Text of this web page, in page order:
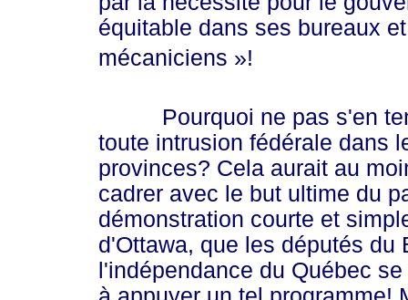
équitable dans ses bureaux
mécaniciens »!
Pourquoi ne pas s'en
toute intrusion fédérale dans
provinces? Cela aurait au
cadrer avec le but ultime du
démonstration courte et
d'Ottawa, que les députés du
l'indépendance du Québec